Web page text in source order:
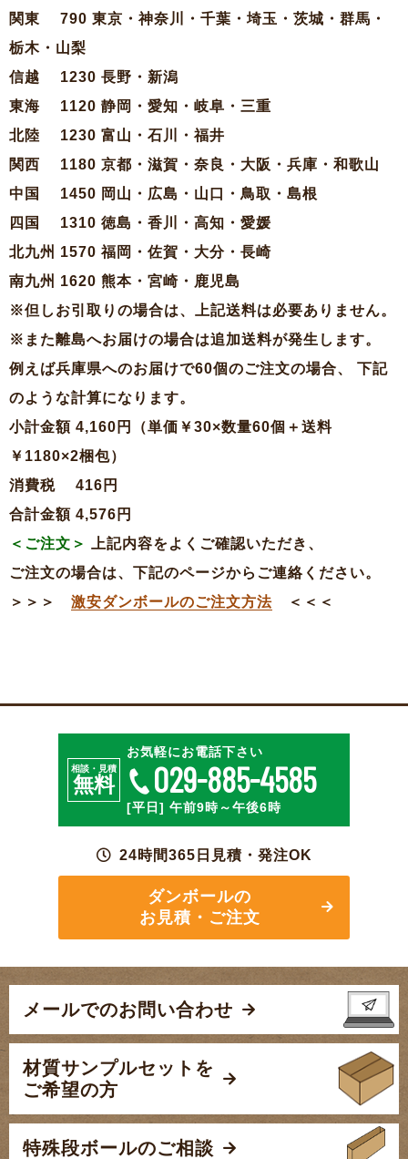
関東 790 東京・神奈川・千葉・埼玉・茨城・群馬・
栃木・山梨
信越 1230 長野・新潟
東海 1120 静岡・愛知・岐阜・三重
北陸 1230 富山・石川・福井
関西 1180 京都・滋賀・奈良・大阪・兵庫・和歌山
中国 1450 岡山・広島・山口・鳥取・島根
四国 1310 徳島・香川・高知・愛媛
北九州 1570 福岡・佐賀・大分・長崎
南九州 1620 熊本・宮崎・鹿児島
※但しお引取りの場合は、上記送料は必要ありません。
※また離島へお届けの場合は追加送料が発生します。
例えば兵庫県へのお届けで60個のご注文の場合、 下記
のような計算になります。
小計金額 4,160円（単価￥30×数量60個＋送料
￥1180×2梱包）
消費税 416円
合計金額 4,576円
＜ご注文＞
上記内容をよくご確認いただき、
ご注文の場合は、下記のページからご連絡ください。
＞＞＞ 激安ダンボールのご注文方法 ＜＜＜
相談・見積
無料
お気軽にお電話下さい
029-885-4585
[平日] 午前9時～午後6時
24時間365日見積・発注OK
ダンボールの
お見積・ご注文
メールでのお問い合わせ
材質サンプルセットを
ご希望の方
特殊段ボールのご相談